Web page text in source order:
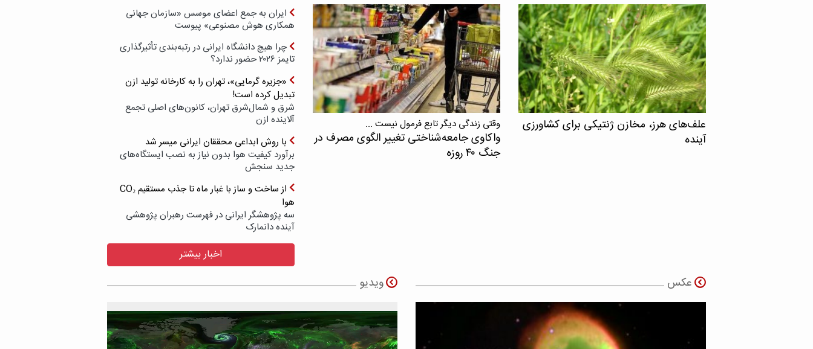
علف‌های هرز، مخازن ژنتیکی برای کشاورزی
آینده
وقتی زندگی دیگر تابع فرمول نیست ...
واکاوی جامعه‌شناختی تغییر الگوی مصرف در
جنگ ۴۰ روزه
ایران به جمع اعضای موسس «سازمان جهانی
همکاری هوش مصنوعی» پیوست
چرا هیچ دانشگاه ایرانی در رتبه‌بندی تأثیرگذاری
تایمز ۲۰۲۶ حضور ندارد؟
«جزیره گرمایی»، تهران را به کارخانه تولید ازن
تبدیل کرده است!
شرق و شمال‌شرق تهران، کانون‌های اصلی تجمع
آلاینده ازن
با روش ابداعی محققان ایرانی میسر شد
برآورد کیفیت هوا بدون نیاز به نصب ایستگاه‌های
جدید سنجش
از ساخت و ساز با غبار ماه تا جذب مستقیم CO₂
هوا
سه پژوهشگر ایرانی در فهرست رهبران پژوهشی
آینده دانمارک
اخبار بیشتر
عکس ویدیو